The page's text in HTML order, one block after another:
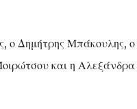
ο Δημήτρης Μπάκουλης, ο
και η Αλεξάνδρα